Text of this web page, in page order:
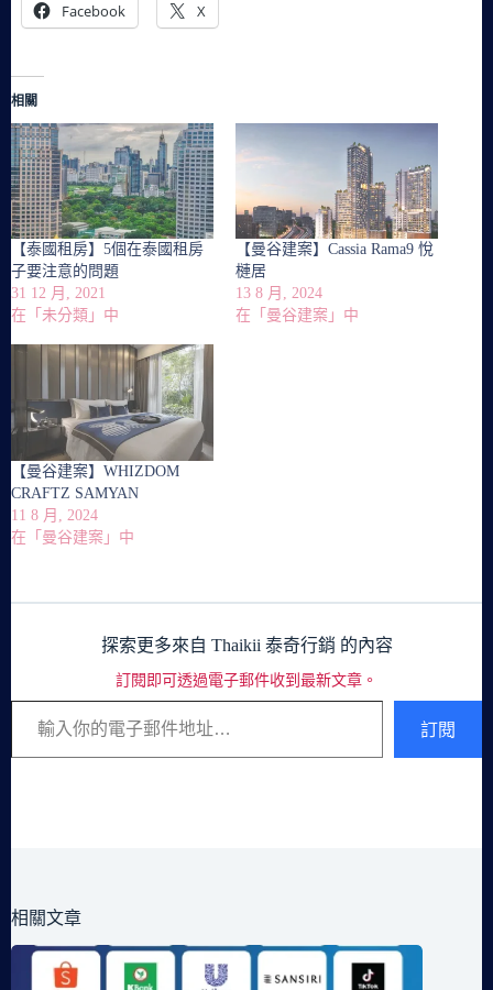
Facebook X
相關
【泰國租房】5個在泰國租房
子要注意的問題
31 12 月, 2021
在「未分類」中
【曼谷建案】Cassia Rama9 悅
槤居
13 8 月, 2024
在「曼谷建案」中
【曼谷建案】WHIZDOM
CRAFTZ SAMYAN
11 8 月, 2024
在「曼谷建案」中
探索更多來自 Thaikii 泰奇行銷 的內容
訂閱即可透過電子郵件收到最新文章。
輸入你的電子郵件地址…
訂閱
相關文章